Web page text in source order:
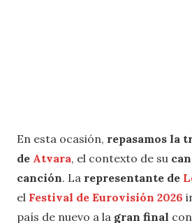
En esta ocasión, repasamos la
de Atvara, el contexto de su
canción. La representante de
el Festival de Eurovisión 2026
país de nuevo a la gran final con